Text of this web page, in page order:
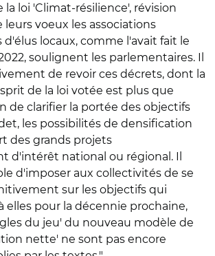
loi 'Climat-résilience', révision
voeux les associations
locaux, comme l'avait fait le
soulignent les parlementaires. Il
de revoir ces décrets, dont la
de la loi votée est plus que
de clarifier la portée des objectifs
les possibilités de densification
des grands projets
d'intérêt national ou régional. Il
d'imposer aux collectivités de se
sur les objectifs qui
elles pour la décennie prochaine,
du jeu' du nouveau modèle de
nette' ne sont pas encore